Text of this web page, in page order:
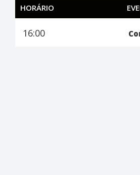
HORÁRIO
16:00